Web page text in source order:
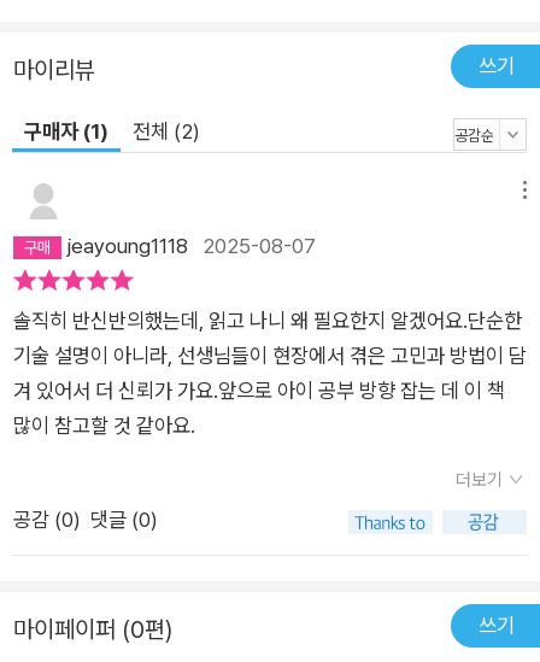
해 온 현직 교사들이 지금 교육 현장에 꼭 맞는 정보만을 모아 구
성했다. 중고등학생이 혼자서도 AI와 함께 공부할 수 있도록 구체
적이고 실용적인 질문 전략과 활용법을 담았는데, 강점 중 하나는
실제 수업과 평가에 기반했다는 것이다. 단순히 챗GPT 기능을
나열하는 것을 넘어, 국어 문학 감상, 영어 말하기, 수학 탐구보고
서, 사회 뉴스 독해, 과학 실험 보고서 등 교과와 밀접한 예시로
구성했다. 과목별로 프롬프트에 대한 챗GPT의 응답, 후속 질문,
오류 수정 방식까지 제시하고 있어 학생들은 AI와 실제로 어떻게
대화하며 공부해야 하는지를 익힐 수 있다. 여기에 챗GPT의 오
류를 검토하는 방법, AI를 안전하게 활용하는 팁, 프롬프트를 점
진적으로 발전시키는 질문법 등도 함께 수록되어, 단순한 사용법
을 넘어선 AI 활용 역량 자체를 길러준다. 또한 챗GPT의 답변을
그대로 과제에 복사해 넣는 것이 왜 문제가 될 수 있는지, 저작권
권 감수성, AI 윤리 등 반드시 알아야 할 지식도 함께 담았다. AI
것이다. 이처럼 이 책은 수행평가 대비가 막막한 중고등학생, 자
녀의 자기주도학습을 돕고 싶은 학부모에게 필요한 실전 가이드
마이리뷰 쓰기
구매자 (1) 전체 (2)
jeayoung1118 2025-08-07
솔직히 반신반의했는데, 읽고 나니 왜 필요한지 알겠어요.단순한
기술 설명이 아니라, 선생님들이 현장에서 겪은 고민과 방법이 담
겨 있어서 더 신뢰가 가요.앞으로 아이 공부 방향 잡는 데 이 책
많이 참고할 것 같아요.
더보기
공감 (0) 댓글 (0)
마이페이퍼 (0편) 쓰기